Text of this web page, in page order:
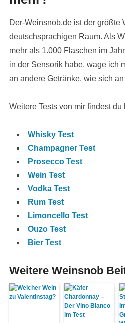
Der-Weinsnob.de ist der größte
deutschsprachigen Raum. Als
mehr als 1.000 Flaschen im
in der Sensorik habe, wage ich
an andere Getränke, wie sich
Weitere Tests von mir findest du
Whisky Test
Champagner Test
Prosecco Test
Wein Test
Vodka Test
Rum Test
Limoncello Test
Ouzo Test
Bier Test
Weitere Weinsnob